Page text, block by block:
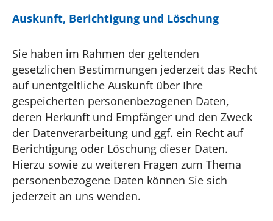
Auskunft, Berichtigung und Löschung
Sie haben im Rahmen der geltenden
gesetzlichen Bestimmungen jederzeit das Recht
auf unentgeltliche Auskunft über Ihre
gespeicherten personenbezogenen Daten,
deren Herkunft und Empfänger und den Zweck
der Datenverarbeitung und ggf. ein Recht auf
Berichtigung oder Löschung dieser Daten.
Hierzu sowie zu weiteren Fragen zum Thema
personenbezogene Daten können Sie sich
jederzeit an uns wenden.